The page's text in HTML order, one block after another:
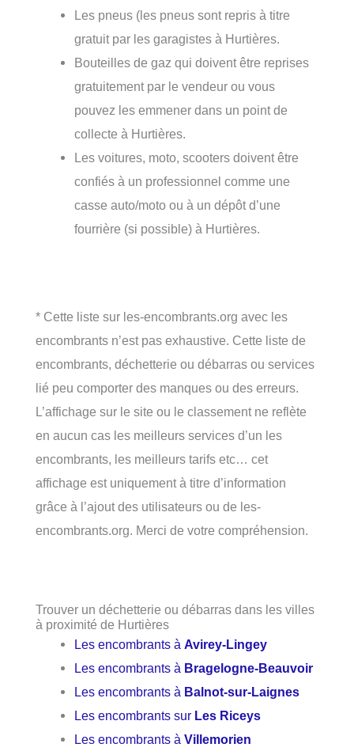
Les pneus (les pneus sont repris à titre
gratuit par les garagistes à Hurtières.
Bouteilles de gaz qui doivent être reprises
gratuitement par le vendeur ou vous
pouvez les emmener dans un point de
collecte à Hurtières.
Les voitures, moto, scooters doivent être
confiés à un professionnel comme une
casse auto/moto ou à un dépôt d’une
fourrière (si possible) à Hurtières.
* Cette liste sur les-encombrants.org avec les
encombrants n’est pas exhaustive. Cette liste de
encombrants, déchetterie ou débarras ou services
lié peu comporter des manques ou des erreurs.
L’affichage sur le site ou le classement ne reflète
en aucun cas les meilleurs services d’un les
encombrants, les meilleurs tarifs etc… cet
affichage est uniquement à titre d’information
grâce à l’ajout des utilisateurs ou de les-
encombrants.org. Merci de votre compréhension.
Trouver un déchetterie ou débarras dans les villes
à proximité de Hurtières
Les encombrants àAvirey-Lingey
Les encombrants à Bragelogne-Beauvoir
Les encombrants à Balnot-sur-Laignes
Les encombrants sur Les Riceys
Les encombrants àVillemorien